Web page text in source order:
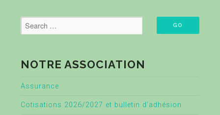
NOTRE ASSOCIATION
Assurance
Cotisations 2026/2027 et bulletin d’adhésion